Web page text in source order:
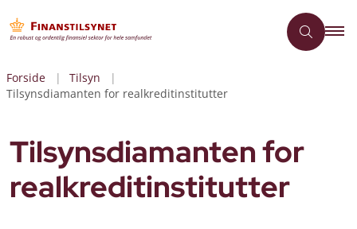
Forside
Tilsyn
Tilsynsdiamanten for realkreditinstitutter
Tilsynsdiamanten for
realkreditinstitutter